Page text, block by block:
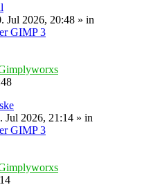
Jul 2026, 20:48 » in
GIMP 3
Jul 2026, 21:14 » in
GIMP 3